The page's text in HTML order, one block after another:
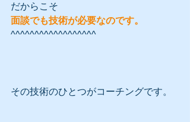
だからこそ
面談でも技術が必要なのです。
^^^^^^^^^^^^^^^^^^
その技術のひとつがコーチングです。